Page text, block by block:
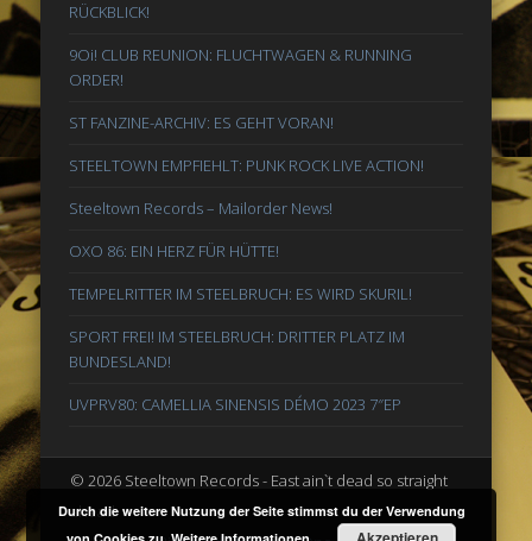
RÜCKBLICK!
9Oi! CLUB REUNION: FLUCHTWAGEN & RUNNING
ORDER!
ST FANZINE-ARCHIV: ES GEHT VORAN!
STEELTOWN EMPFIEHLT: PUNK ROCK LIVE ACTION!
Steeltown Records – Mailorder News!
OXO 86: EIN HERZ FÜR HÜTTE!
TEMPELRITTER IM STEELBRUCH: ES WIRD SKURIL!
SPORT FREI! IM STEELBRUCH: DRITTER PLATZ IM
BUNDESLAND!
UVPRV80: CAMELLIA SINENSIS DÉMO 2023 7″EP
© 2026 Steeltown Records - East ain`t dead so straight
ahead
Durch die weitere Nutzung der Seite stimmst du der Verwendung